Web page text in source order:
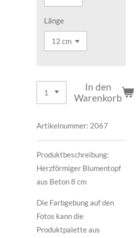
Länge
In den
Warenkorb
Artikelnummer: 2067
Produktbeschreibung:
Herzförmiger Blumentopf
aus Beton 8 cm
Die Farbgebung auf den
Fotos kann die
Produktpalette aus